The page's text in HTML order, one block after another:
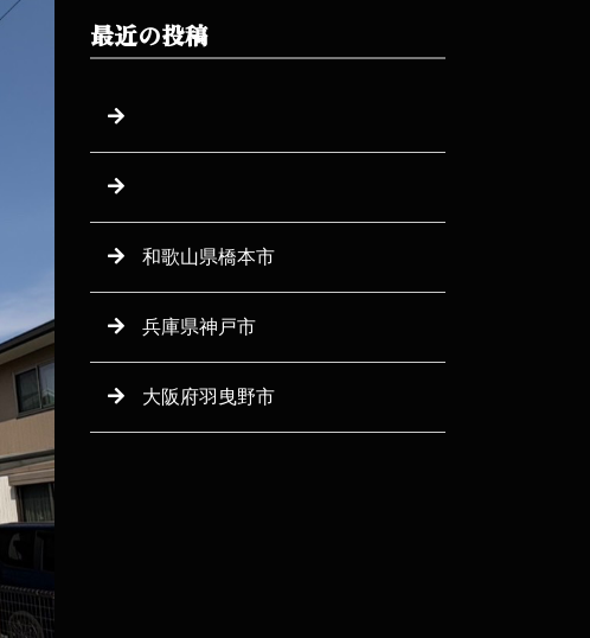
最近の投稿
和歌山県橋本市
兵庫県神戸市
大阪府羽曳野市